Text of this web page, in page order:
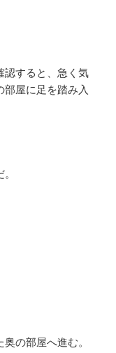
認すると、急く気
屋に足を踏み入
の部屋へ進む。